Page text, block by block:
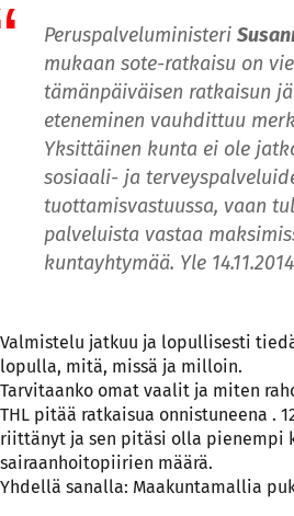
Peruspalveluministeri
mukaan sote-ratkaisu on
tämänpäiväisen ratkaisun
eteneminen vauhdittuu
Yksittäinen kunta ei ole
sosiaali- ja
tuottamisvastuussa, vaan
palveluista vastaa
kuntayhtymää. Yle 14.11.2014
Valmistelu jatkuu ja lopullisesti
lopulla, mitä, missä ja milloin.
Tarvitaanko omat vaalit ja miten
THL pitää ratkaisua onnistuneena .
riittänyt ja sen pitäsi olla pienempi
sairaanhoitopiirien määrä.
Yhdellä sanalla: Maakuntamallia